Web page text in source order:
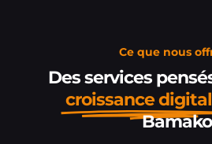
Ce que nous
Des services
croissance
Bamako